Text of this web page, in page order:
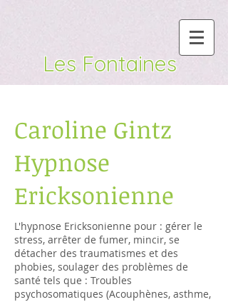
Les Fontaines
Caroline Gintz
Hypnose
Ericksonienne
L'hypnose Ericksonienne pour : gérer le
stress, arrêter de fumer, mincir, se
détacher des traumatismes et des
phobies, soulager des problèmes de
santé tels que : Troubles
psychosomatiques (Acouphènes, asthme,